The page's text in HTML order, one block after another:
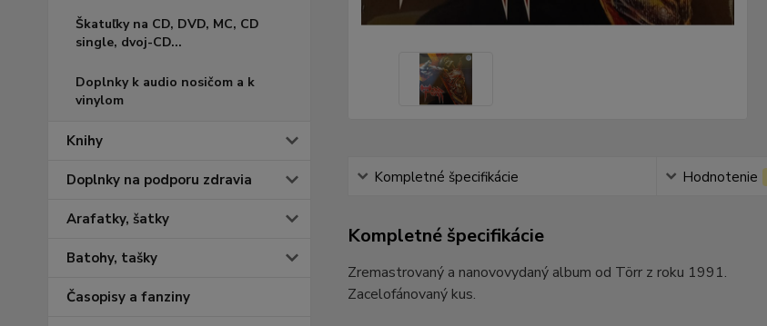
Škatuľky na CD, DVD, MC, CD
single, dvoj-CD...
Doplnky k audio nosičom a k
vinylom
Knihy
Doplnky na podporu zdravia
Arafatky, šatky
Batohy, tašky
Časopisy a fanziny
Kompletné špecifikácie Hodnotenie
Kompletné špecifikácie
Zremastrovaný a nanovovydaný album od Törr z roku 1991.
Zacelofánovaný kus.